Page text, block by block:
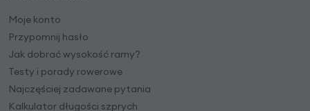
Moje konto
Przypomnij hasło
Jak dobrać wysokość ramy?
Testy i porady rowerowe
Najczęściej zadawane pytania
Kalkulator długości szprych